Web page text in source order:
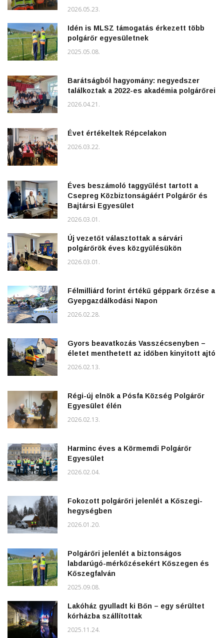
2026.05.23.
Idén is MLSZ támogatás érkezett több
polgárőr egyesületnek
2025.05.08.
Barátságból hagyomány: negyedszer
találkoztak a 2022-es akadémia polgárőrei
2026.04.21.
Évet értékeltek Répcelakon
2026.03.22.
Éves beszámoló taggyűlést tartott a
Csepreg Közbiztonságáért Polgárőr és
Bajtársi Egyesület
2026.03.01.
Új vezetőt választottak a sárvári
polgárőrök éves közgyűlésükön
2026.03.01.
Félmilliárd forint értékű géppark őrzése a
Gyepgazdálkodási Napon
2026.02.28.
Gyors beavatkozás Vasszécsenyben –
életet menthetett az időben kinyitott ajtó
2026.02.13.
Régi-új elnök a Pósfa Község Polgárőr
Egyesület élén
2026.02.13.
Harminc éves a Körmemdi Polgárőr
Egyesület
2026.02.04.
Fokozott polgárőri jelenlét a Kőszegi-
hegységben
2026.01.20.
Polgárőri jelenlét a biztonságos
labdarúgó-mérkőzésekért Kőszegen és
Kőszegfalván
2025.09.08.
Lakóház gyulladt ki Bőn – egy sérültet
kórházba szállítottak
2025.11.24.